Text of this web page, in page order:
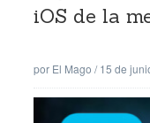
iOS de la
por El Mago /15 de